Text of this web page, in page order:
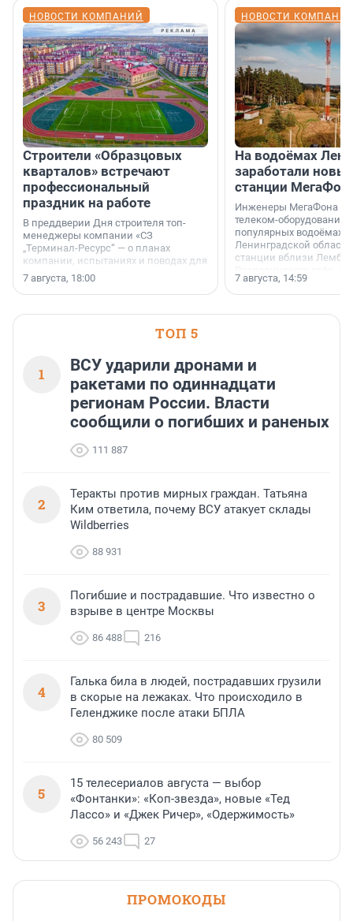
НОВОСТИ КОМПАНИЙ
Строители «Образцовых
кварталов» встречают
профессиональный
праздник на работе
В преддверии Дня строителя топ-
менеджеры компании «СЗ
„Терминал-Ресурс“ — о планах
компании, испытаниях и поводах для
осторожного оптимизма.
7 августа, 18:00
НОВОСТИ
На водоёмах
заработали
станции
Инженеры МегаФона
телеком-оборудование
популярных водоёмах
Ленинградской
станции вблизи
недалеко от Большого
водопада.
7 августа, 14:59
ТОП 5
1
ВСУ ударили дронами и
ракетами по одиннадцати
регионам России. Власти
сообщили о погибших и раненых
111 887
2
Теракты против мирных граждан. Татьяна
Ким ответила, почему ВСУ атакует склады
Wildberries
88 931
3
Погибшие и пострадавшие. Что известно о
взрыве в центре Москвы
86 488 216
4
Галька била в людей, пострадавших грузили
в скорые на лежаках. Что происходило в
Геленджике после атаки БПЛА
80 509
5
15 телесериалов августа — выбор
«Фонтанки»: «Коп-звезда», новые «Тед
Лассо» и «Джек Ричер», «Одержимость»
56 243 27
ПРОМОКОДЫ